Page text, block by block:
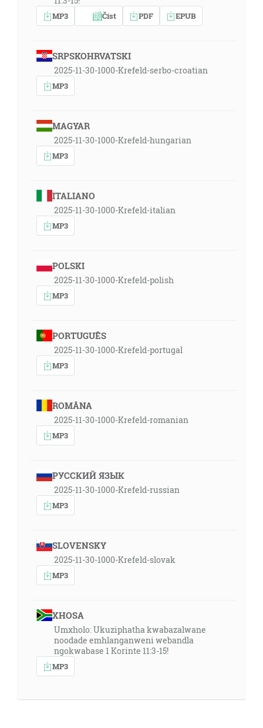
MP3 Číst PDF EPUB
SRPSKOHRVATSKI
2025-11-30-1000-Krefeld-serbo-croatian
MP3
MAGYAR
2025-11-30-1000-Krefeld-hungarian
MP3
ITALIANO
2025-11-30-1000-Krefeld-italian
MP3
POLSKI
2025-11-30-1000-Krefeld-polish
MP3
PORTUGUÊS
2025-11-30-1000-Krefeld-portugal
MP3
ROMÂNA
2025-11-30-1000-Krefeld-romanian
MP3
РУССКИЙ ЯЗЫК
2025-11-30-1000-Krefeld-russian
MP3
SLOVENSKY
2025-11-30-1000-Krefeld-slovak
MP3
XHOSA
Umxholo: Ukuziphatha kwabazalwane
noodade emhlanganweni webandla
ngokwabase 1 Korinte 11:3-15!
MP3